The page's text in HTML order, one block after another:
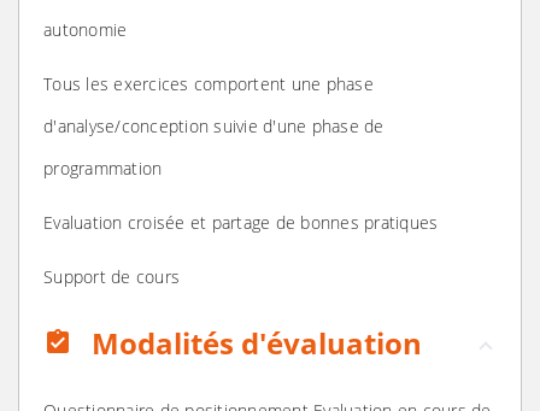
autonomie
Tous les exercices comportent une phase
d'analyse/conception suivie d'une phase de
programmation
Evaluation croisée et partage de bonnes pratiques
Support de cours
assignment_turned_in Modalités d'évaluation